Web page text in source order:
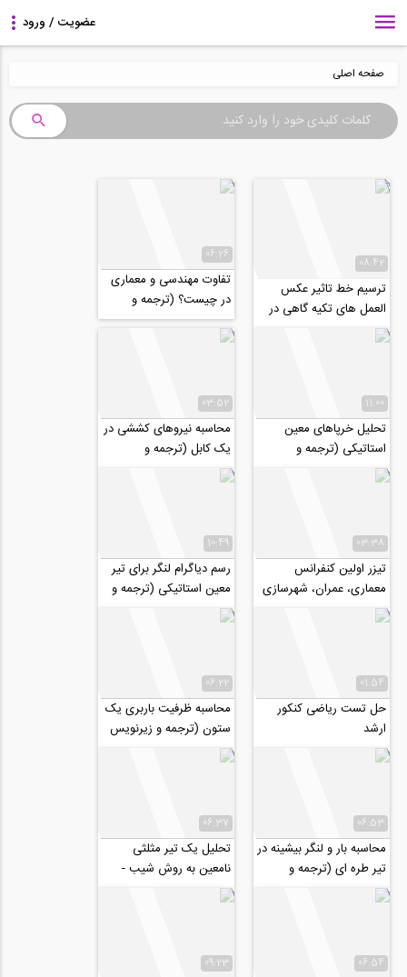
صفحه اصلی
08:42
ترسیم خط تاثیر عکس
العمل های تکیه گاهی در
یک تیر نامعین استاتیکی
(ترجمه و...
06:26
تفاوت مهندسی و معماری
در چیست؟ (ترجمه و
زیرنویس اختصاصی
موسسه ۸۰۸)
11:00
تحلیل خرپاهای معین
استاتیکی (ترجمه و
زیرنویس اختصاصی
موسسه ۸۰۸)
03:52
محاسبه نیروهای کششی در
یک کابل (ترجمه و
زیرنویس اختصاصی
موسسه ۸۰۸)
03:38
تیزر اولین کنفرانس
معماری، عمران، شهرسازی
و افق های هنر اسلامی در
بیانیه گام...
10:49
رسم دیاگرام لنگر برای تیر
معین استاتیکی (ترجمه و
زیرنویس اختصاصی
موسسه ۸۰۸)
01:54
حل تست ریاضی کنکور
ارشد
06:22
محاسبه ظرفیت باربری یک
ستون (ترجمه و زیرنویس
اختصاصی موسسه ۸۰۸)
06:53
محاسبه بار و لنگر بیشینه در
تیر طره ای (ترجمه و
زیرنویس اختصاصی
موسسه ۸۰۸)
06:37
تحلیل یک تیر مثلثی
نامعین به روش شیب -
افت (ترجمه و زیرنویس
اختصاصی موسسه ۸۰۸)
06:54
09:23